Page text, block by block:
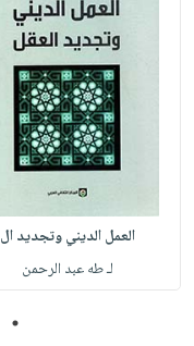
مطرزات
حقائب
عناية
أطفال
مناسبات
الشركة
سياسة
الشركة
فيديوهات
أسئلة
طرحها
الأمنيات
التسوق
نشرة
العمل الديني وتجديد ال
لـ طه عبد الرحمن
1